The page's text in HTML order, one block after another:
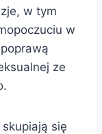
w tym
w
ze
się